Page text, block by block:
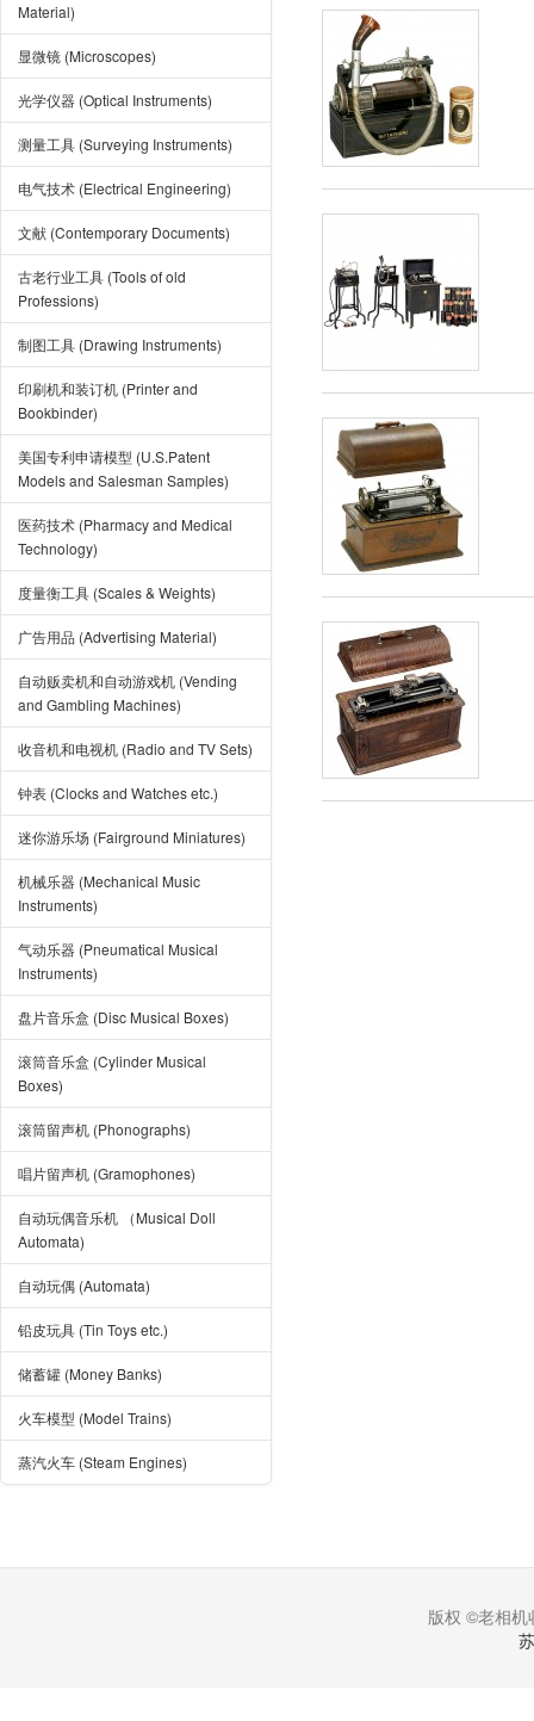
Material)
显微镜 (Microscopes)
光学仪器 (Optical Instruments)
测量工具 (Surveying Instruments)
电气技术 (Electrical Engineering)
文献 (Contemporary Documents)
古老行业工具 (Tools of old
Professions)
制图工具 (Drawing Instruments)
印刷机和装订机 (Printer and
Bookbinder)
美国专利申请模型 (U.S.Patent
Models and Salesman Samples)
医药技术 (Pharmacy and Medical
Technology)
度量衡工具 (Scales & Weights)
广告用品 (Advertising Material)
自动贩卖机和自动游戏机 (Vending
and Gambling Machines)
收音机和电视机 (Radio and TV Sets)
钟表 (Clocks and Watches etc.)
迷你游乐场 (Fairground Miniatures)
机械乐器 (Mechanical Music
Instruments)
气动乐器 (Pneumatical Musical
Instruments)
盘片音乐盒 (Disc Musical Boxes)
滚筒音乐盒 (Cylinder Musical
Boxes)
滚筒留声机 (Phonographs)
唱片留声机 (Gramophones)
自动玩偶音乐机 （Musical Doll
Automata)
自动玩偶 (Automata)
铅皮玩具 (Tin Toys etc.)
储蓄罐 (Money Banks)
火车模型 (Model Trains)
蒸汽火车 (Steam Engines)
版权 ©老相